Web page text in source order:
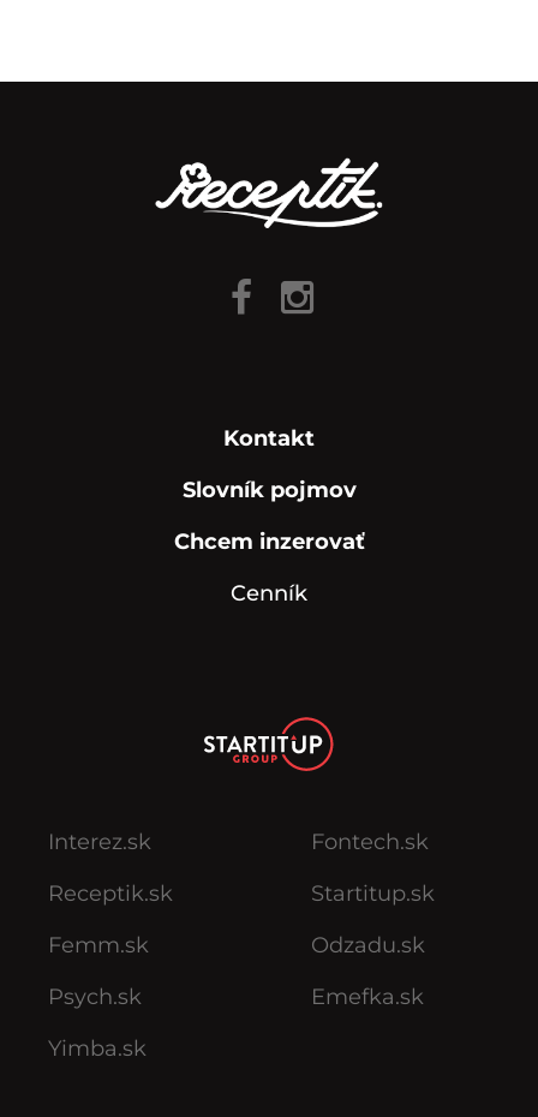
Kontakt
Slovník pojmov
Chcem inzerovať
Cenník
Interez.sk
Receptik.sk
Femm.sk
Psych.sk
Yimba.sk
Fontech.sk
Startitup.sk
Odzadu.sk
Emefka.sk